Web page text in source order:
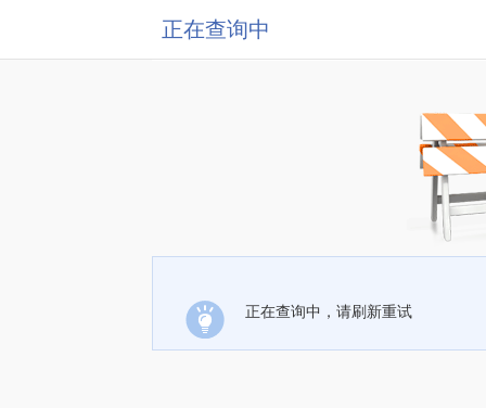
正在查询中
正在查询中，请刷新重试